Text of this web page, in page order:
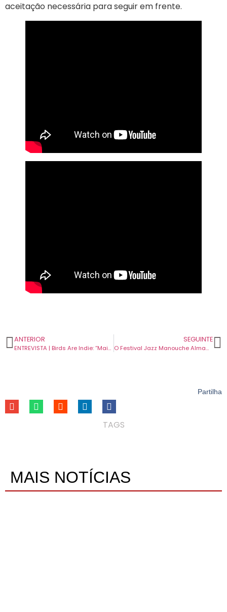
aceitação necessária para seguir em frente.
ANTERIOR
ENTREVISTA | Birds Are Indie: “Mais do que repetir, a ideia era entrar em diálogo com o disco anterior”.
SEGUINTE
O Festival Jazz Manouche Almada está em contagem decrescente para a sua 5ª edição. De 8 a 10 de maio.
Partilha
TAGS
MAIS NOTÍCIAS